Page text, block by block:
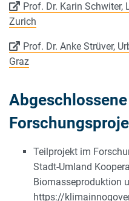
Prof. Dr. Karin Schwiter,
Zurich
Prof. Dr. Anke Strüver,
Graz
Abgeschlossene
Teilprojekt im
Stadt-Umland
Biomasseproduktion
https://